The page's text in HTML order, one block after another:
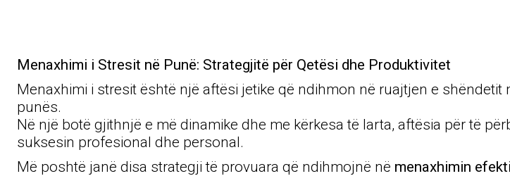
Menaxhimi i Stresit në Punë: Strategjitë për Qetësi dhe Produktivitet
Menaxhimi i stresit është një aftësi jetike që ndihmon në ruajtjen e
punës.
Në një botë gjithnjë e më dinamike dhe me kërkesa të larta, aftësia për të
suksesin profesional dhe personal.
Më poshtë janë disa strategji të provuara që ndihmojnë në menaxhimin